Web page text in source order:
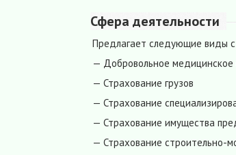
Сфера деятельности
Предлагает следующие виды
— Добровольное медицинское
— Страхование грузов
— Страхование
— Страхование имущества
— Страхование строительно-